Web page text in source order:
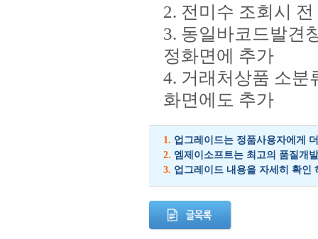
2. 전미수 조회시
3. 동일바코드발견
정화면에 추가
4. 거래처상품 소분
화면에도 추가
1. 업그레이드는 정품사용자에게
2. 엠제이소프트는 최고의 품질개
3. 업그레이드 내용을 자세히 확인